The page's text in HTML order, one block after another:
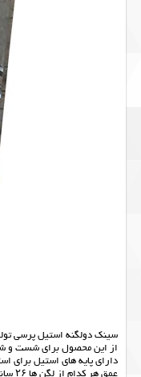
سینک دولگنه استیل پرسی تولید شده
از این محصول برای شست و
دارای پایه های استیل برای